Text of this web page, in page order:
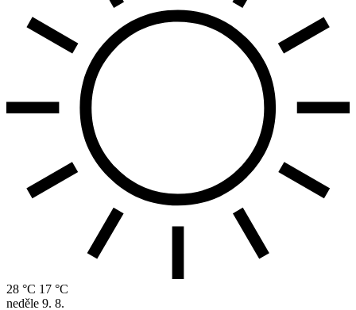
28 °C 17 °C
neděle 9. 8.